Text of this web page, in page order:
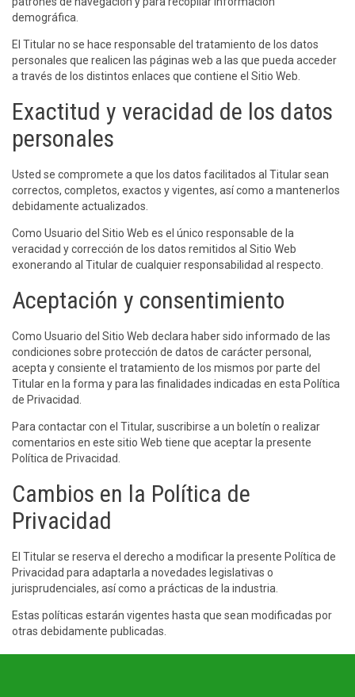
demográfica.
El Titular no se hace responsable del tratamiento de los datos
personales que realicen las páginas web a las que pueda acceder
a través de los distintos enlaces que contiene el Sitio Web.
Exactitud y veracidad de los datos
personales
Usted se compromete a que los datos facilitados al Titular sean
correctos, completos, exactos y vigentes, así como a mantenerlos
debidamente actualizados.
Como Usuario del Sitio Web es el único responsable de la
veracidad y corrección de los datos remitidos al Sitio Web
exonerando al Titular de cualquier responsabilidad al respecto.
Aceptación y consentimiento
Como Usuario del Sitio Web declara haber sido informado de las
condiciones sobre protección de datos de carácter personal,
acepta y consiente el tratamiento de los mismos por parte del
Titular en la forma y para las finalidades indicadas en esta Política
de Privacidad.
Para contactar con el Titular, suscribirse a un boletín o realizar
comentarios en este sitio Web tiene que aceptar la presente
Política de Privacidad.
Cambios en la Política de
Privacidad
El Titular se reserva el derecho a modificar la presente Política de
Privacidad para adaptarla a novedades legislativas o
jurisprudenciales, así como a prácticas de la industria.
Estas políticas estarán vigentes hasta que sean modificadas por
otras debidamente publicadas.